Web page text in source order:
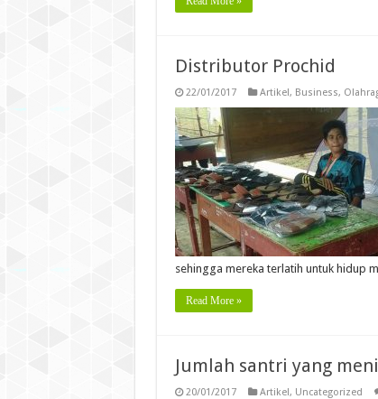
Distributor Prochid
22/01/2017 Artikel, Business,
sehingga mereka terlatih untuk hidup
Read More »
Jumlah santri yang
20/01/2017 Artikel, Uncategorized